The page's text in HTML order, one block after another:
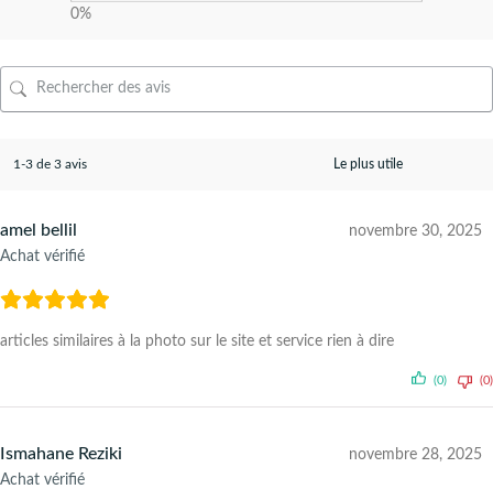
0%
1-3 de 3 avis
amel bellil
Achat vérifié
novembre 30, 2025
articles similaires à la photo sur le site et service rien à dire
(0) (0)
Ismahane Reziki
Achat vérifié
novembre 28, 2025